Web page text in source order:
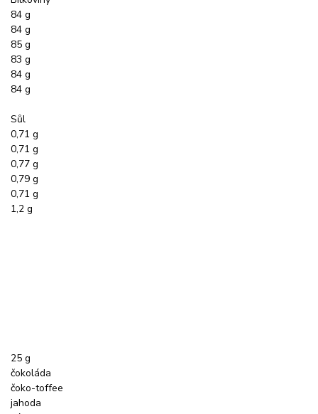
84 g
84 g
85 g
83 g
84 g
84 g
Sůl
0,71 g
0,71 g
0,77 g
0,79 g
0,71 g
1,2 g
25 g
čokoláda
čoko-toffee
jahoda